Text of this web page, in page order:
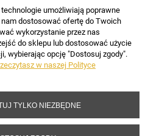
2026 Sakramento.pl
umożliwiają poprawne
nam dostosować ofertę do Twoich
wykorzystanie przez nas
do sklepu lub dostosować użycie
wybierając opcję "Dostosuj zgody".
w naszej Polityce
TYLKO NIEZBĘDNE